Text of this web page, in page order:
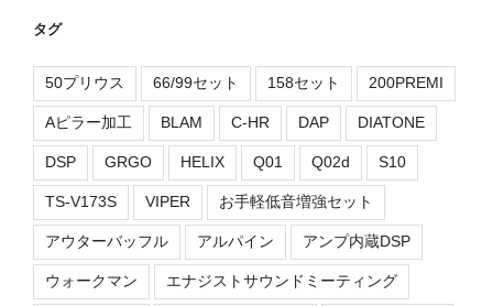
タグ
50プリウス 66/99セット 158セット 200PREMI
Aピラー加工 BLAM C-HR DAP DIATONE
DSP GRGO HELIX Q01 Q02d S10
TS-V173S VIPER お手軽低音増強セット
アウターバッフル アルパイン アンプ内蔵DSP
ウォークマン エナジストサウンドミーティング